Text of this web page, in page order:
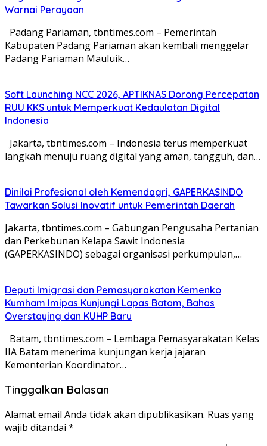
Warnai Perayaan ‎
Padang Pariaman, tbntimes.com – Pemerintah
Kabupaten Padang Pariaman akan kembali menggelar
Padang Pariaman Mauluik…
Soft Launching NCC 2026, APTIKNAS Dorong Percepatan
RUU KKS untuk Memperkuat Kedaulatan Digital
Indonesia
Jakarta, tbntimes.com – Indonesia terus memperkuat
langkah menuju ruang digital yang aman, tangguh, dan…
Dinilai Profesional oleh Kemendagri, GAPERKASINDO
Tawarkan Solusi Inovatif untuk Pemerintah Daerah
Jakarta, tbntimes.com – Gabungan Pengusaha Pertanian
dan Perkebunan Kelapa Sawit Indonesia
(GAPERKASINDO) sebagai organisasi perkumpulan,…
Deputi Imigrasi dan Pemasyarakatan Kemenko
Kumham Imipas Kunjungi Lapas Batam, Bahas
Overstaying dan KUHP Baru
Batam, tbntimes.com – Lembaga Pemasyarakatan Kelas
IIA Batam menerima kunjungan kerja jajaran
Kementerian Koordinator…
Tinggalkan Balasan
Alamat email Anda tidak akan dipublikasikan. Ruas yang
wajib ditandai *